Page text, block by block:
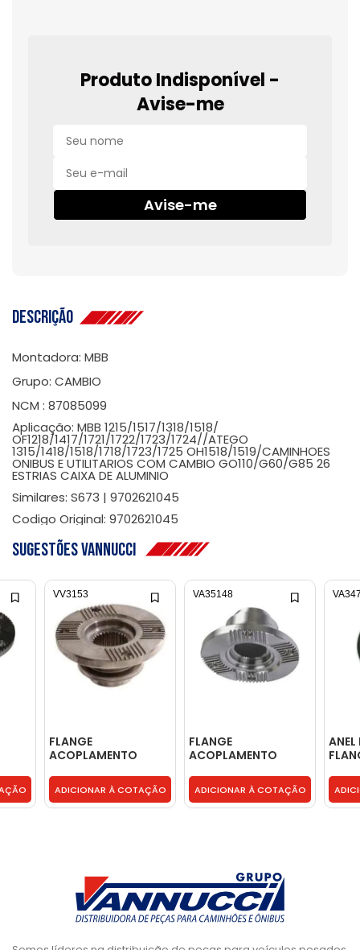
Produto Indisponível -
Avise-me
Avise-me
Descrição
Montadora: MBB
Grupo: CAMBIO
NCM : 87085099
Aplicação: MBB 1215/1517/1318/1518/
OF1218/1417/1721/1722/1723/1724//ATEGO
1315/1418/1518/1718/1723/1725 OH1518/1519/CAMINHOES
ONIBUS E UTILITARIOS COM CAMBIO GO110/G60/G85 26
ESTRIAS CAIXA DE ALUMINIO
Similares: S673 | 9702621045
Codigo Original: 9702621045
Sugestões Vannucci
FLANGE
ACOPLAMENTO
ADICIONAR À COTAÇÃO
VV3153
FLANGE
ACOPLAMENTO
3872643445
ADICIONAR À COTAÇÃO
VA35148